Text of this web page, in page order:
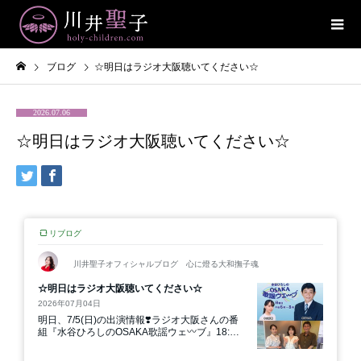
ブログ ☆明日はラジオ大阪聴いてください☆
2026.07.06
☆明日はラジオ大阪聴いてください☆